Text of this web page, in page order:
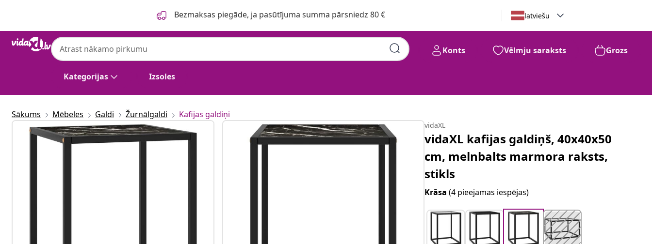
Bezmaksas piegāde, ja pasūtījuma summa pārsniedz 80 € latviešu
Kategorijas Izsoles
Konts Vēlmju saraksts Grozs
Sākums Mēbeles Galdi Žurnālgaldi Kafijas galdiņi
vidaXL
vidaXL kafijas galdiņš, 40x40x50
cm, melnbalts marmora raksts,
stikls
Krāsa(4 pieejamas iespējas)